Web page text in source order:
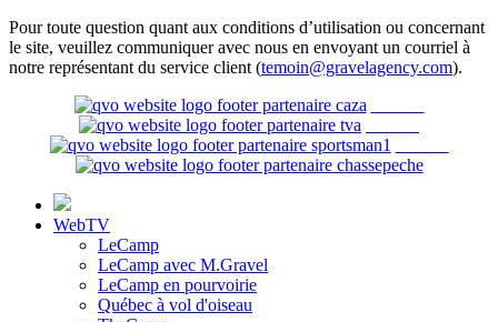
Pour toute question quant aux conditions d’utilisation ou concernant
le site, veuillez communiquer avec nous en envoyant un courriel à
notre représentant du service client (temoin@gravelagency.com).
WebTV
LeCamp
LeCamp avec M.Gravel
LeCamp en pourvoirie
Québec à vol d'oiseau